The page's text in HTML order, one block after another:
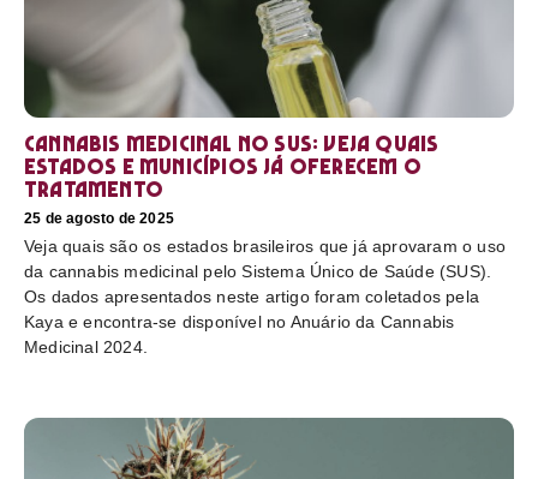
Cannabis medicinal no SUS: veja quais
estados e municípios já oferecem o
tratamento
25 de agosto de 2025
Veja quais são os estados brasileiros que já aprovaram o uso
da cannabis medicinal pelo Sistema Único de Saúde (SUS).
Os dados apresentados neste artigo foram coletados pela
Kaya e encontra-se disponível no Anuário da Cannabis
Medicinal 2024.